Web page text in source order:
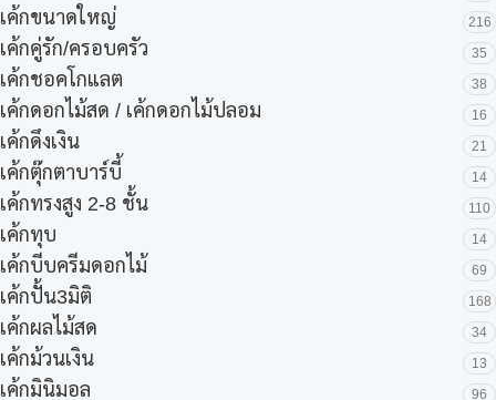
เค้กขนาดใหญ่ 216
เค้กคู่รัก/ครอบครัว 35
เค้กชอคโกแลต 38
เค้กดอกไม้สด / เค้กดอกไม้ปลอม 16
เค้กดึงเงิน 21
เค้กตุ๊กตาบาร์บี้ 14
เค้กทรงสูง 2-8 ชั้น 110
เค้กทุบ 14
เค้กบีบครีมดอกไม้ 69
เค้กปั้น3มิติ 168
เค้กผลไม้สด 34
เค้กม้วนเงิน 13
เค้กมินิมอล 96